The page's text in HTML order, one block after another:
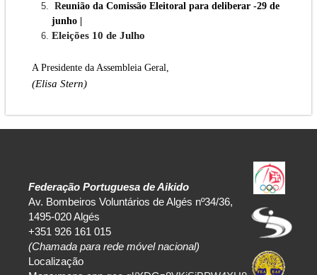
Reunião da Comissão Eleitoral para deliberar -29 de
junho |
Eleições 10 de Julho
A Presidente da Assembleia Geral,
(Elisa Stern)
Federação Portuguesa de Aikido
Av. Bombeiros Voluntários de Algés nº34/36,
1495-020 Algés
+351 926 161 015
(Chamada para rede móvel nacional)
Localização